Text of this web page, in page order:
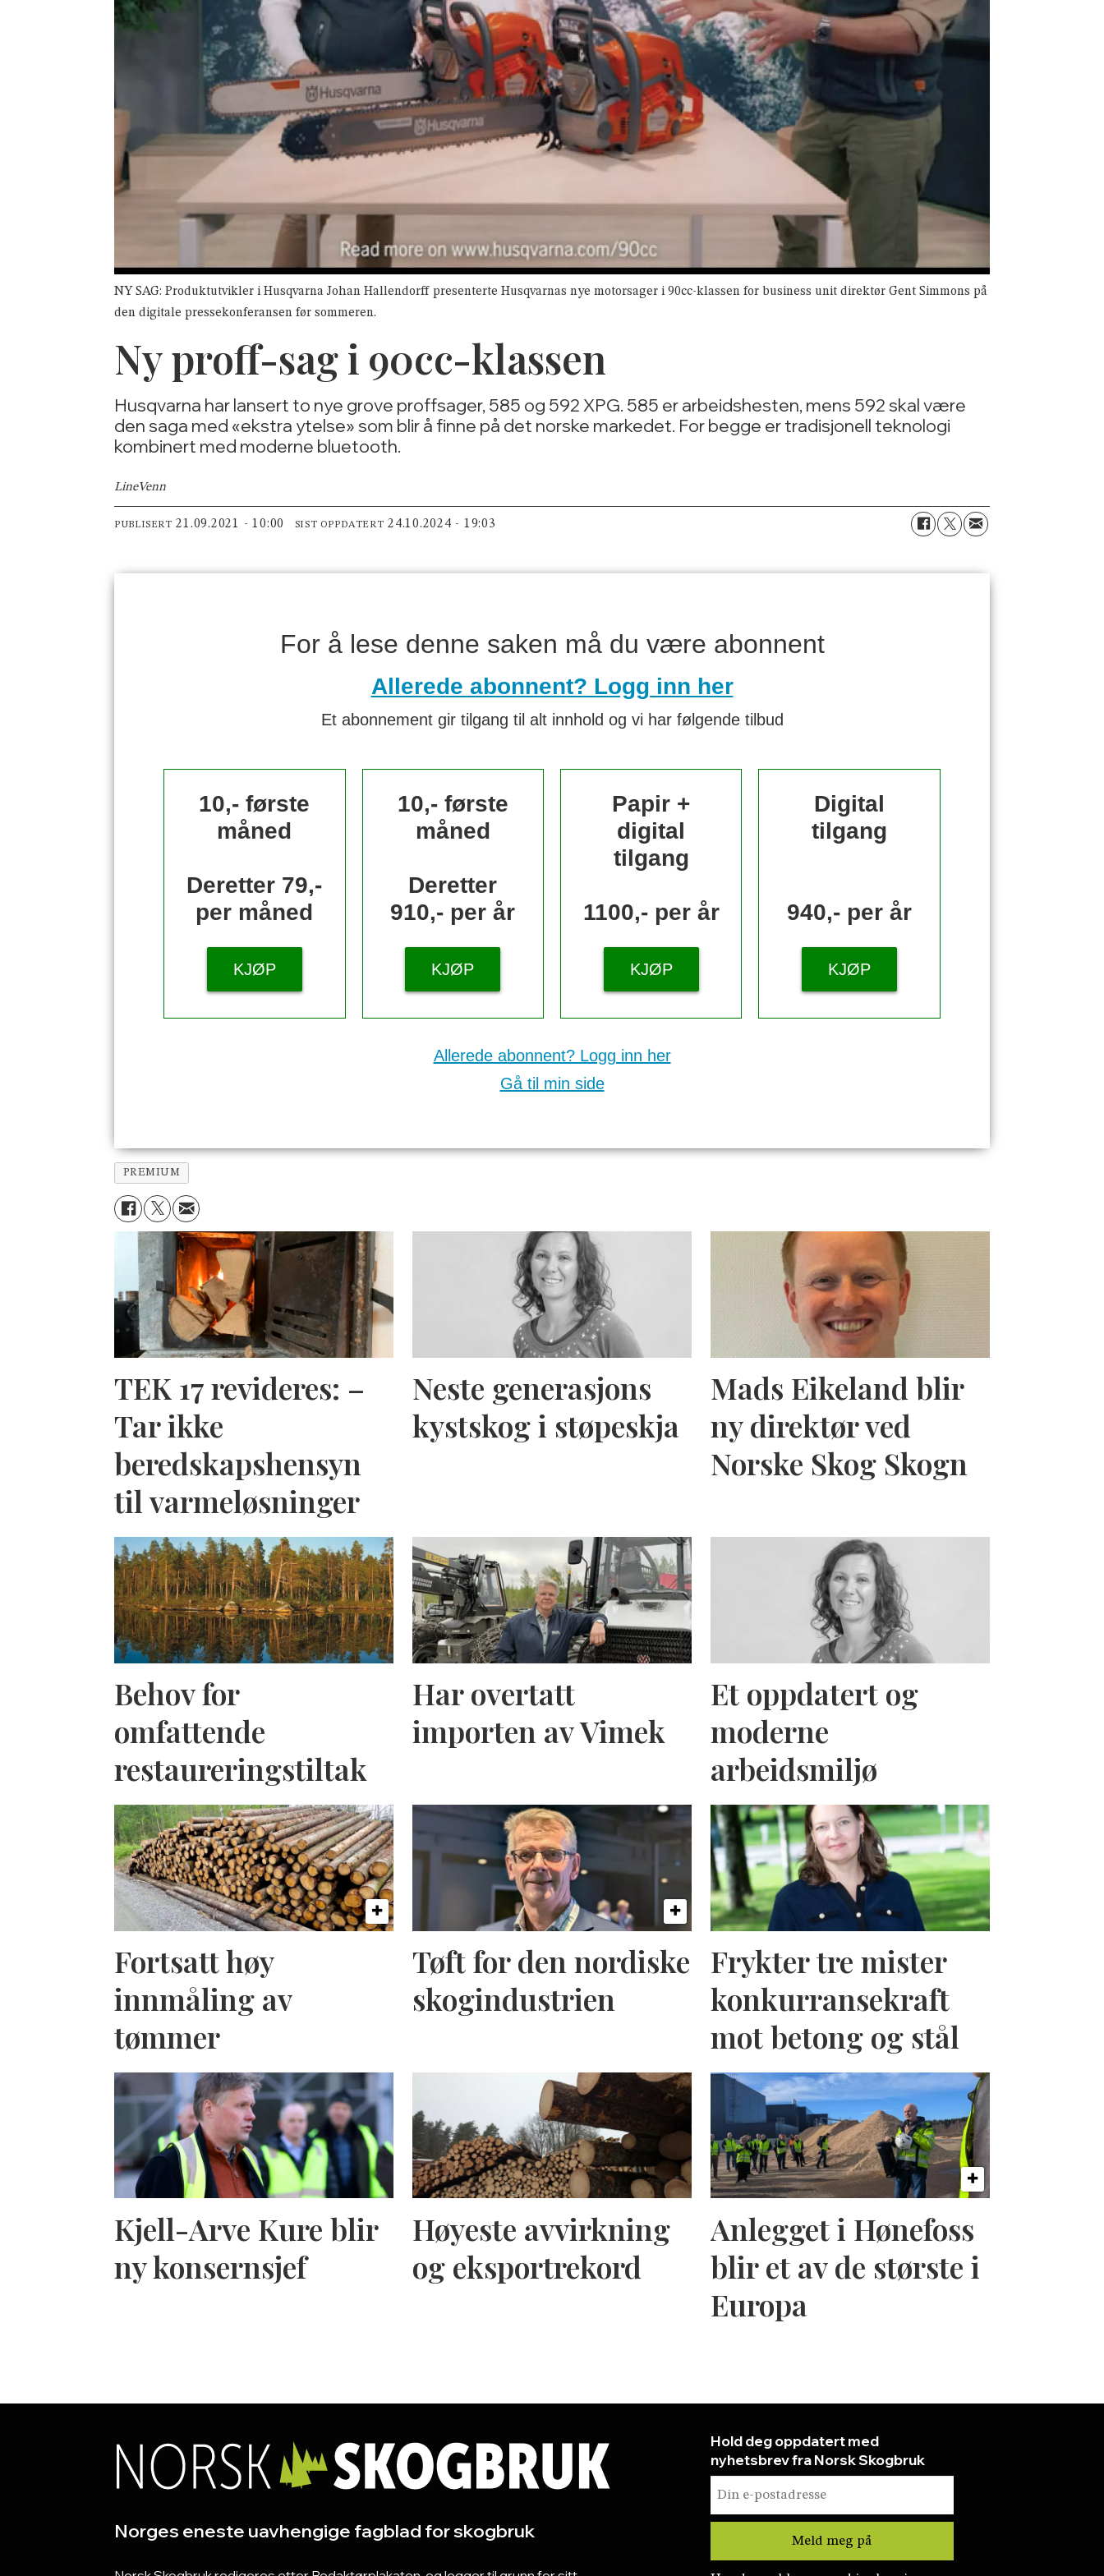
NY SAG: Produktutvikler i Husqvarna Johan Hallendorff presenterte Husqvarnas nye motorsager i 90cc-klassen for business unit direktør Gent Simmons på
den digitale pressekonferansen før sommeren.
Ny proff-sag i 90cc-klassen
Husqvarna har lansert to nye grove proffsager, 585 og 592 XPG. 585 er arbeidshesten, mens 592 skal være
den saga med «ekstra ytelse» som blir å finne på det norske markedet. For begge er tradisjonell teknologi
kombinert med moderne bluetooth.
LineVenn
PUBLISERT 21.09.2021 - 10:00 SIST OPPDATERT 24.10.2024 - 19:03
For å lese denne saken må du være abonnent
Allerede abonnent? Logg inn her
Et abonnement gir tilgang til alt innhold og vi har følgende tilbud
10,- første
måned
Deretter 79,-
per måned
KJØP
10,- første
måned
Deretter
910,- per år
KJØP
Papir +
digital
tilgang
1100,- per år
KJØP
Digital
tilgang
940,- per år
KJØP
Allerede abonnent? Logg inn her
Gå til min side
PREMIUM
TEK 17 revideres: –
Tar ikke
beredskapshensyn
til varmeløsninger
Neste generasjons
kystskog i støpeskja
Mads Eikeland blir
ny direktør ved
Norske Skog Skogn
Behov for
omfattende
restaureringstiltak
Har overtatt
importen av Vimek
Et oppdatert og
moderne
arbeidsmiljø
Fortsatt høy
innmåling av
tømmer
Tøft for den nordiske
skogindustrien
Frykter tre mister
konkurransekraft
mot betong og stål
Kjell-Arve Kure blir
ny konsernsjef
Høyeste avvirkning
og eksportrekord
Anlegget i Hønefoss
blir et av de største i
Europa
Norges eneste uavhengige fagblad for skogbruk
Hold deg oppdatert med
nyhetsbrev fra Norsk Skogbruk